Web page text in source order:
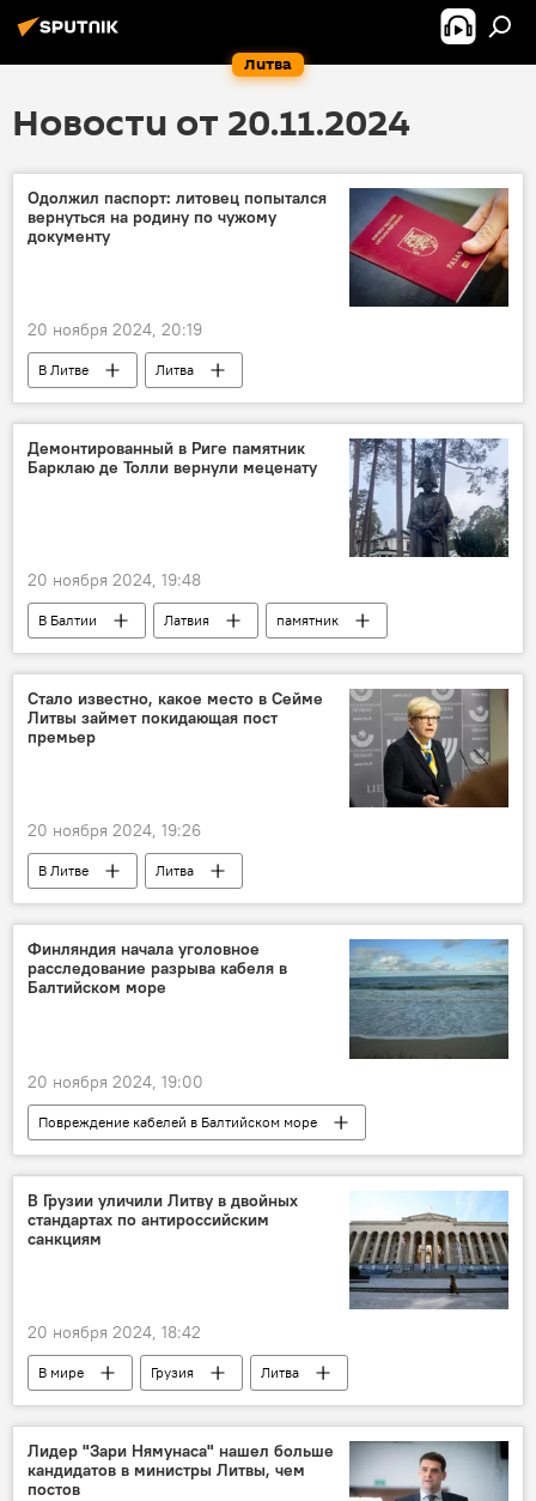
Литва
Новости от 20.11.2024
Одолжил паспорт: литовец попытался
вернуться на родину по чужому
документу
20 ноября 2024, 20:19
В Литве
Литва
Каунасский аэропорт
Происшествия
происшествие
пограничники
Государственная служба охраны государственной границы (VSAT)
Демонтированный в Риге памятник
Барклаю де Толли вернули меценату
20 ноября 2024, 19:48
В Балтии Латвия
памятник
Общество
Стало известно, какое место в Сейме
Литвы займет покидающая пост
премьер
20 ноября 2024, 19:26
В Литве
Литва
Выборы в Сейм Литвы – 2024
Сейм Литвы
Ингрида Шимоните
Комитет по национальной безопасности
Финляндия начала уголовное
расследование разрыва кабеля в
Балтийском море
20 ноября 2024, 19:00
Повреждение кабелей в Балтийском море
В мире
Финляндия
В Грузии уличили Литву в двойных
стандартах по антироссийским
санкциям
20 ноября 2024, 18:42
В мире Грузия
Литва
Политика
санкции
санкции против России
вино
двойные стандарты
Общество
Лидер "Зари Нямунаса" нашел больше
кандидатов в министры Литвы, чем
постов